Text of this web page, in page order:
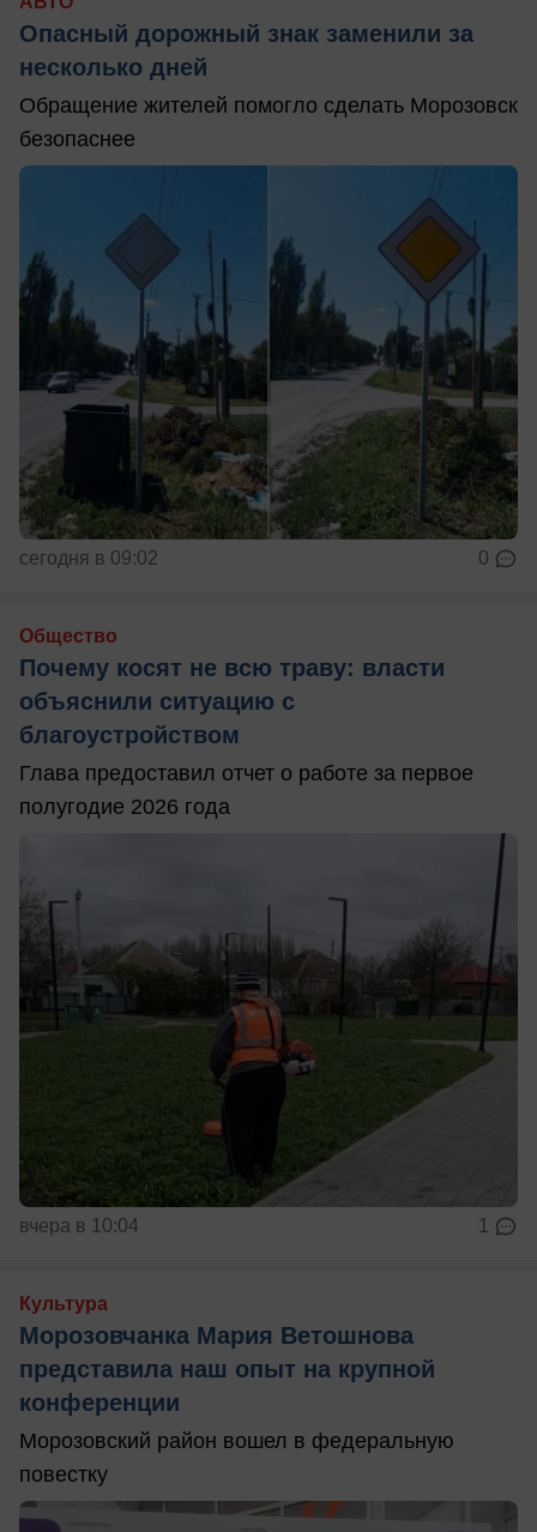
Опасный дорожный знак заменили за
несколько дней
Обращение жителей помогло сделать Морозовск
безопаснее
сегодня в 09:02 0
Общество
Почему косят не всю траву: власти
объяснили ситуацию с
благоустройством
Глава предоставил отчет о работе за первое
полугодие 2026 года
вчера в 10:04 1
Культура
Морозовчанка Мария Ветошнова
представила наш опыт на крупной
конференции
Морозовский район вошел в федеральную
повестку